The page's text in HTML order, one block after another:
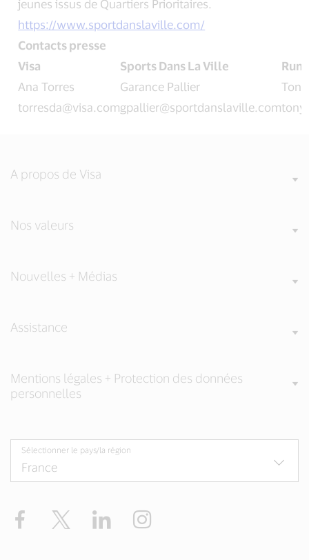
jeunes issus de Quartiers Prioritaires.
https://www.sportdanslaville.com/
Contacts presse
Visa
Sports Dans La Ville
Ana Torres
torresda@visa.com
Garance Pallier
gpallier@sportdanslaville.com
A propos de Visa
Nos valeurs
Nouvelles + Médias
Assistance
Mentions légales + Protection des données
personnelles
Sélectionner le pays/la région
Facebook Twitter LinkedIn